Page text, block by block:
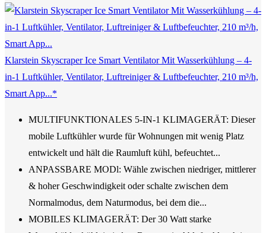
Klarstein Skyscraper Ice Smart Ventilator Mit Wasserkühlung – 4-
in-1 Luftkühler, Ventilator, Luftreiniger & Luftbefeuchter, 210 m³/h,
Smart App...*
MULTIFUNKTIONALES 5-IN-1 KLIMAGERÄT: Dieser
mobile Luftkühler wurde für Wohnungen mit wenig Platz
entwickelt und hält die Raumluft kühl, befeuchtet...
ANPASSBARE MODl: Wähle zwischen niedriger, mittlerer
& hoher Geschwindigkeit oder schalte zwischen dem
Normalmodus, dem Naturmodus, bei dem die...
MOBILES KLIMAGERÄT: Der 30 Watt starke